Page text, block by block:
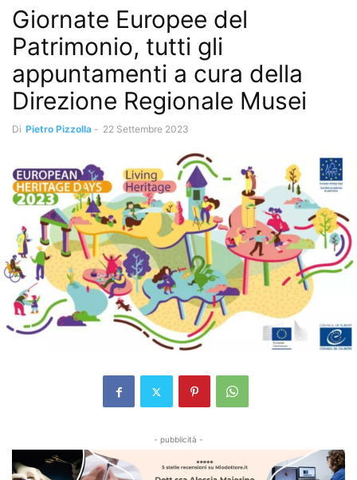
Giornate Europee del
Patrimonio, tutti gli
appuntamenti a cura della
Direzione Regionale Musei
Di Pietro Pizzolla - 22 Settembre 2023
- pubblicità -